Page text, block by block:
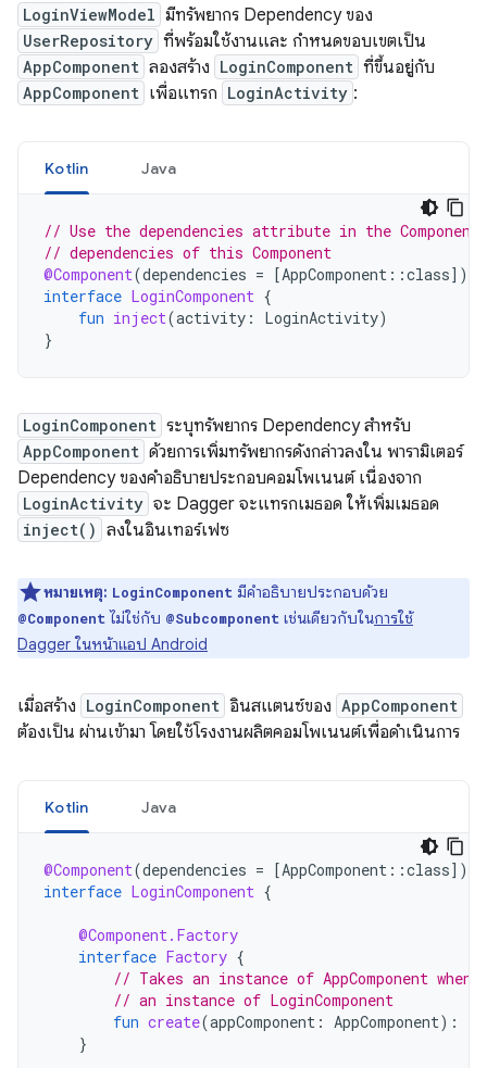
LoginViewModel มีทรัพยากร Dependency ของ
UserRepository ที่พร้อมใช้งานและ กำหนดขอบเขตเป็น
AppComponent ลองสร้าง LoginComponent ที่ขึ้นอยู่กับ
AppComponent เพื่อแทรก LoginActivity :
Kotlin Java
// Use the dependencies attribute in the
// dependencies of this Component
@Component(dependencies = [AppComponent ::class] )
interface LoginComponent {
fun inject(activity : LoginActivity)
}
LoginComponent ระบุทรัพยากร Dependency สำหรับ
AppComponent ด้วยการเพิ่มทรัพยากรดังกล่าวลงใน พารามิเตอร์
Dependency ของคำอธิบายประกอบคอมโพเนนต์ เนื่องจาก
LoginActivity จะ Dagger จะแทรกเมธอด ให้เพิ่มเมธอด
inject() ลงในอินเทอร์เฟซ
หมายเหตุ: LoginComponent มีคำอธิบายประกอบด้วย
@Component ไม่ใช่กับ @Subcomponent เช่นเดียวกับในการใช้
Dagger ในหน้าแอป Android
เมื่อสร้าง LoginComponent อินสแตนซ์ของ AppComponent
ต้องเป็น ผ่านเข้ามา โดยใช้โรงงานผลิตคอมโพเนนต์เพื่อดำเนินการ
Kotlin Java
@Component(dependencies = [AppComponent ::class] )
interface LoginComponent {
@Component.Factory
interface Factory {
// Takes an instance of AppComponent when
// an instance of LoginComponent
fun create(appComponent : AppComponent):
}